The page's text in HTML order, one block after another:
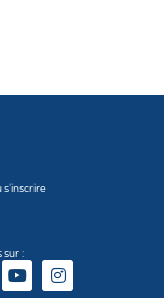
s'inscrire
: